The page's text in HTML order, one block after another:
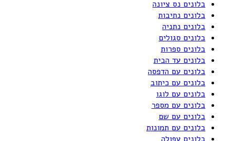
בלונים נס ציונה
בלונים נתיבות
בלונים נתניה
בלונים סגולים
בלונים ספרות
בלונים עד הבית
בלונים עם הדפסה
בלונים עם כיתוב
בלונים עם לוגו
בלונים עם מספר
בלונים עם שם
בלונים עם תמונות